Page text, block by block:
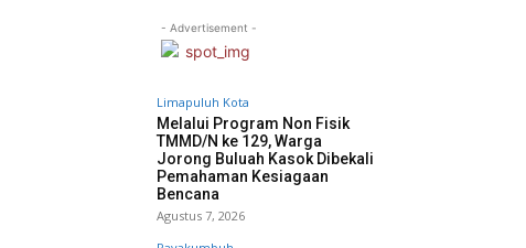
- Advertisement -
Limapuluh Kota
Melalui Program Non Fisik
TMMD/N ke 129, Warga
Jorong Buluah Kasok Dibekali
Pemahaman Kesiagaan
Bencana
Agustus 7, 2026